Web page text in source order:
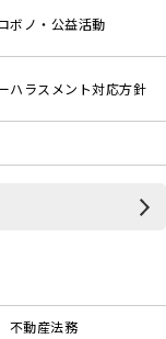
ボノ・公益活動
ハラスメント対応方針
不動産法務